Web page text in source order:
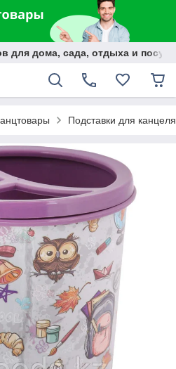
для дома, сада, отдыха и
Подставки для